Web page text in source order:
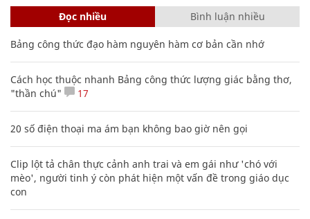
Đọc nhiều Bình luận nhiều
Bảng công thức đạo hàm nguyên hàm cơ bản cần nhớ
Cách học thuộc nhanh Bảng công thức lượng giác bằng thơ,
"thần chú"
17
20 số điện thoại ma ám bạn không bao giờ nên gọi
Clip lột tả chân thực cảnh anh trai và em gái như 'chó với
mèo', người tinh ý còn phát hiện một vấn đề trong giáo dục
con